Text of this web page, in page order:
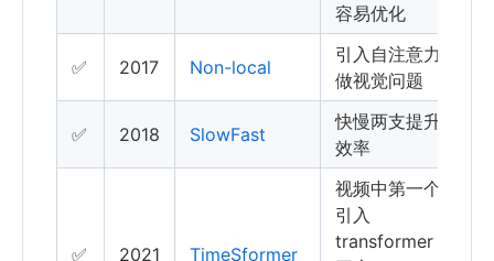
容易优化
✅ 2017 Non-local
引入自注意力
做视觉问题
✅ 2018 SlowFast
快慢两支提升
效率
✅ 2021 TimeSformer
视频中第一个
引入
transformer，